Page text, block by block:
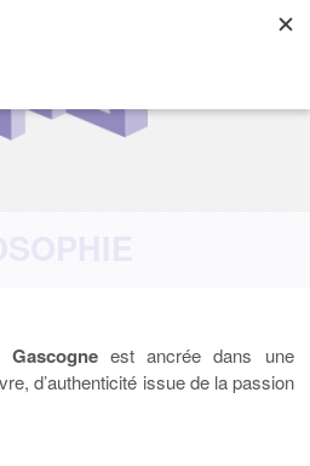
est ancrée dans une
d’authenticité issue de la passion